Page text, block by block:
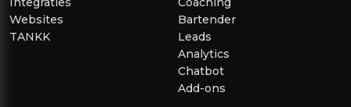
Websites
TANKK
Bartender
Leads
Analytics
Chatbot
Add-ons